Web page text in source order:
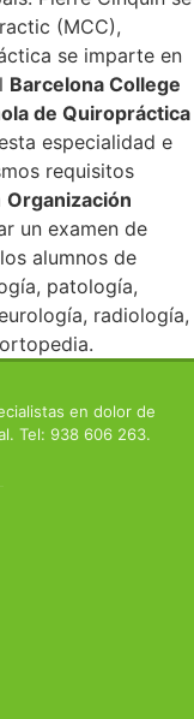
(MCC),
se imparte en
Barcelona College
de Quiropráctica
especialidad e
requisitos
Organización
un examen de
alumnos de
patología,
radiología,
en dolor de
Tel: 938 606 263.